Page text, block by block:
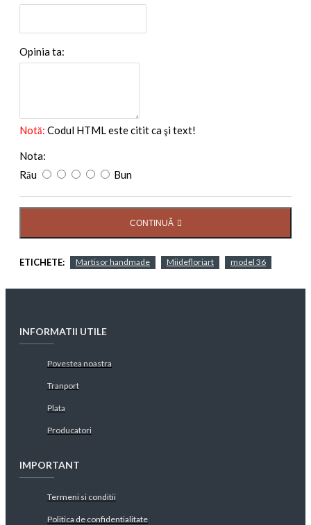
Opinia ta:
Notă: Codul HTML este citit ca şi text!
Nota:
Rău
Bun
CONTINUĂ
ETICHETE: Martisor handmade Miidefloriart model 36
INFORMATII UTILE
Povestea noastra
Tranport
Plata
Producatori
IMPORTANT
Termeni si conditii
Politica de confidentialitate